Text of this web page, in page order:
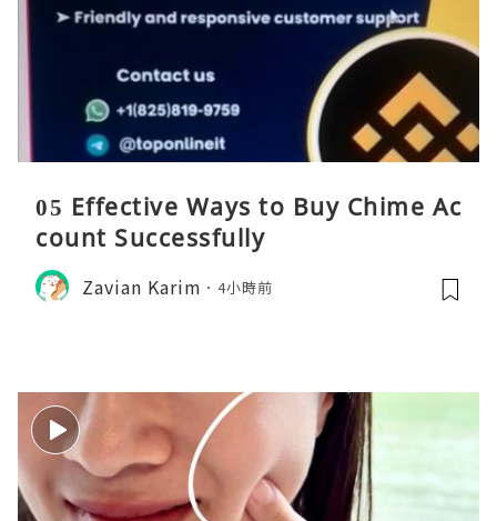
05 Effective Ways to Buy Chime Ac
count Successfully
Zavian Karim 4小時前